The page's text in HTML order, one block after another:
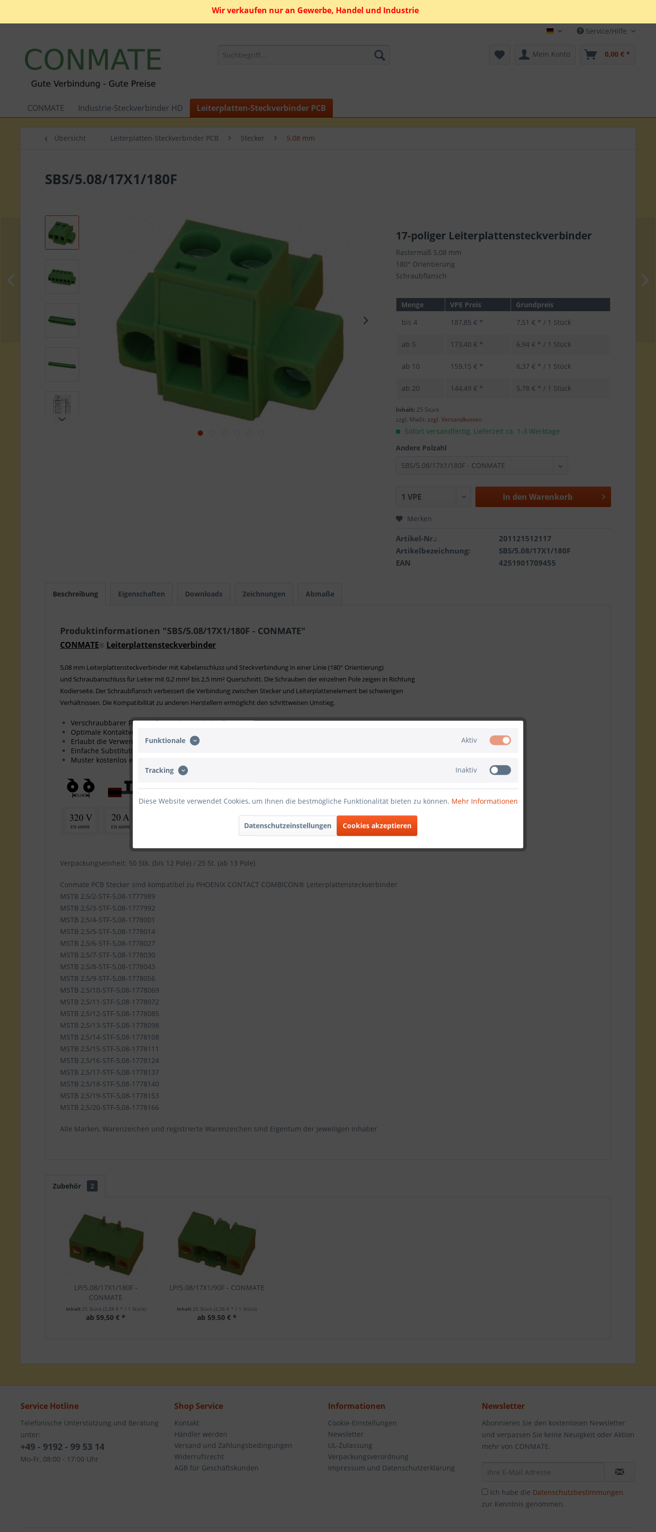
Wir verkaufen nur an Gewerbe, Handel und Industrie
Deutsch Service/Hilfe
Mein Konto 0,00 € *
CONMATE Industrie-Steckverbinder HD Leiterplatten-Steckverbinder PCB
Übersicht Leiterplatten-Steckverbinder PCB Stecker 5.08 mm
SBS/5.08/17X1/180F
17-poliger Leiterplattensteckverbinder
Rastermaß 5,08 mm
180° Orientierung
Schraubflansch
Menge VPE Preis
Grundpreis
bis4 187,85 € * 7,51 € * / 1 Stück
ab 5 173,40 € * 6,94 € * / 1 Stück
ab 10 159,15 € * 6,37 € * / 1 Stück
ab 20 144,49 € * 5,78 € * / 1 Stück
Inhalt: 25 Stück
zzgl. MwSt.zzgl. Versandkosten
Sofort versandfertig, Lieferzeit ca. 1-3 Werktage
Andere Polzahl
In den Warenkorb
Merken
Artikel-Nr.:
201121512117
Artikelbezeichnung:
SBS/5.08/17X1/180F
EAN
4251901709455
Beschreibung Eigenschaften Downloads Zeichnungen Abmaße
Produktinformationen "SBS/5.08/17X1/180F - CONMATE"
CONMATE® Leiterplattensteckverbinder
5,08 mm Leiterplattensteckverbinder mit Kabelanschluss und Steckverbindung in einer Linie (180° Orientierung)
und Schraubanschluss für Leiter mit 0,2 mm² bis 2,5 mm² Querschnitt. Die Schrauben der einzelnen Pole zeigen in Richtung
Kodierseite. Der Schraubflansch verbessert die Verbindung zwischen Stecker und Leiterplattenelement bei schwierigen
Verhältnissen. Die Kompatibilität zu anderen Herstellern ermöglicht den schrittweisen Umstieg.
Verschraubbarer Flansch für höchste Haltekraft
Optimale Kontaktverbindung, geringe Erwärmung
Erlaubt die Verwendungen von zwei Leitern in einem Pol
Einfache Substitution vorhandener Steckverbinder
Muster kostenlos erhältlich
Verpackungseinheit: 50 Stk. (bis 12 Pole) / 25 St. (ab 13 Pole)
Conmate PCB Stecker sind kompatibel zu PHOENIX CONTACT COMBICON® Leiterplattensteckverbinder
MSTB 2,5/2-STF-5,08-1777989
MSTB 2,5/3-STF-5,08-1777992
MSTB 2,5/4-STF-5,08-1778001
MSTB 2,5/5-STF-5,08-1778014
MSTB 2,5/6-STF-5,08-1778027
MSTB 2,5/7-STF-5,08-1778030
MSTB 2,5/8-STF-5,08-1778043
MSTB 2,5/9-STF-5,08-1778056
MSTB 2,5/10-STF-5,08-1778069
MSTB 2,5/11-STF-5,08-1778072
MSTB 2,5/12-STF-5,08-1778085
MSTB 2,5/13-STF-5,08-1778098
MSTB 2,5/14-STF-5,08-1778108
MSTB 2,5/15-STF-5,08-1778111
MSTB 2,5/16-STF-5,08-1778124
MSTB 2,5/17-STF-5,08-1778137
MSTB 2,5/18-STF-5,08-1778140
MSTB 2,5/19-STF-5,08-1778153
MSTB 2,5/20-STF-5,08-1778166
Alle Marken, Warenzeichen und registrierte Warenzeichen sind Eigentum der jeweiligen Inhaber
Zubehör 2
LP/5.08/17X1/180F -
CONMATE
Inhalt 25 Stück (2,38 € * / 1 Stück)
ab 59,50 € *
LP/5.08/17X1/90F - CONMATE
Inhalt 25 Stück(2,38 € * / 1 Stück)
ab 59,50 € *
Service Hotline
Telefonische Unterstützung und Beratung
unter:
+49 - 9192 - 99 53 14
Mo-Fr, 08:00 - 17:00 Uhr
Shop Service
Kontakt
Händler werden
Versand und Zahlungsbedingungen
Widerrufsrecht
AGB für Geschäftskunden
Informationen
Cookie-Einstellungen
Newsletter
UL-Zulassung
Verpackungsverordnung
Impressum und Datenschutzerklärung
Newsletter
Abonnieren Sie den kostenlosen Newsletter
und verpassen Sie keine Neuigkeit oder Aktion
mehr von CONMATE.
Ich habe die Datenschutzbestimmungen
zur Kenntnis genommen.
Funktionale Aktiv
Tracking Inaktiv
Diese Website verwendet Cookies, um Ihnen die bestmögliche Funktionalität bieten zu können. Mehr Informationen
Datenschutzeinstellungen Cookies akzeptieren